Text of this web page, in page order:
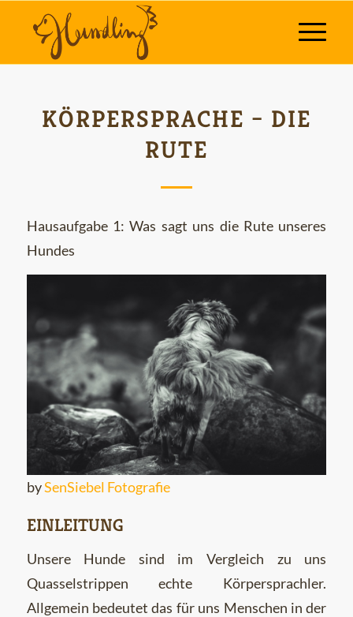
KÖRPERSPRACHE – DIE
RUTE
Hausaufgabe 1: Was sagt uns die Rute unseres
Hundes
bySenSiebel Fotografie
EINLEITUNG
Unsere Hunde sind im Vergleich zu uns
Quasselstrippen echte Körpersprachler.
Allgemein bedeutet das für uns Menschen in der